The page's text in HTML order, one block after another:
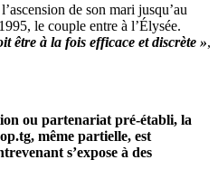
de son mari jusqu’au
le couple entre à l’Élysée.
être à la fois efficace et discrète »,
ou partenariat pré-établi, la
même partielle, est
s’expose à des